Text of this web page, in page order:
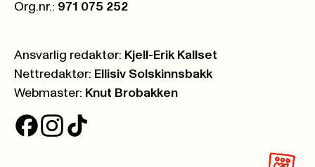
Org.nr.: 971 075 252
Ansvarlig redaktør: Kjell-Erik Kallset
Nettredaktør: Ellisiv Solskinnsbakk
Webmaster: Knut Brobakken